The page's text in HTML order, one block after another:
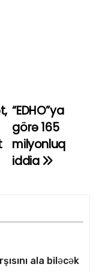
“EDHO”ya
görə 165
milyonluq
iddia
ala biləcək